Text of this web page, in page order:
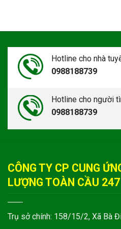
Hotline cho nhà
0988188739
Hotline cho người
0988188739
CÔNG TY CP CUNG
LƯỢNG TOÀN CẦU 247
Trụ sở chính: 158/15/2, Xã Bà